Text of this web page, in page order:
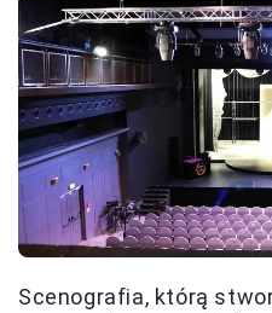
Scenografia, którą